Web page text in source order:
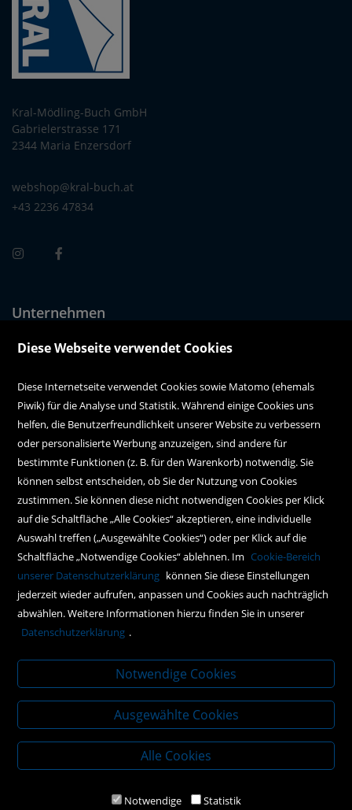
Kral-Mödling-Buch GmbH
Gabrielerstrasse 171
2344 Maria Enzersdorf
webshop@kral-buch.at
+43 2236 47834
Unternehmen
Über uns
Kundenservice
Kontakt
Social Media
Policy
AGBs
Impressum
Datenschutz
Diese Webseite verwendet Cookies
Diese Internetseite verwendet Cookies sowie Matomo (ehemals
Piwik) für die Analyse und Statistik. Während einige Cookies uns
helfen, die Benutzerfreundlichkeit unserer Website zu verbessern
oder personalisierte Werbung anzuzeigen, sind andere für
bestimmte Funktionen (z. B. für den Warenkorb) notwendig. Sie
können selbst entscheiden, ob Sie der Nutzung von Cookies
zustimmen. Sie können diese nicht notwendigen Cookies per Klick
auf die Schaltfläche „Alle Cookies“ akzeptieren, eine individuelle
Auswahl treffen („Ausgewählte Cookies“) oder per Klick auf die
Schaltfläche „Notwendige Cookies“ ablehnen. Im Cookie-Bereich
unserer Datenschutzerklärung können Sie diese Einstellungen
jederzeit wieder aufrufen, anpassen und Cookies auch nachträglich
abwählen. Weitere Informationen hierzu finden Sie in unserer
Datenschutzerklärung .
Notwendige Cookies
Ausgewählte Cookies
Alle Cookies
Notwendige Statistik